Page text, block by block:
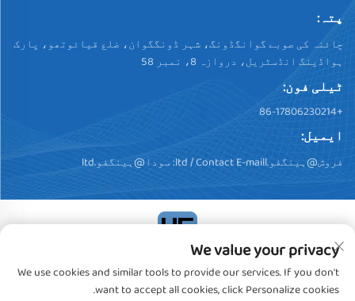
پتہ:
چائنہ کی صوبے گوانگڈونگ، شہر ڈونگگوان، ضلع قیائوتھو، پارک
ہواڈینگ انڈسٹریل، دروازہ 8، نمبر 58
ٹیلی فون:
+86-17806230214
ایمیل:
فروش@ہینگفو.ltd/ Contact E-maill: سودا@ہینگفو.ltd
کاپی رائٹ © 2024، ڈونگگوان ہینگفو پلسٹک پروڈکٹس کو.,
لیمیٹڈ. تمام حقوق محفوظ ہیںخصوصیت رپورٹ
We value your privacy
We use cookies and similar tools to provide our services. If you don't
want to accept all cookies, click Personalize cookies.